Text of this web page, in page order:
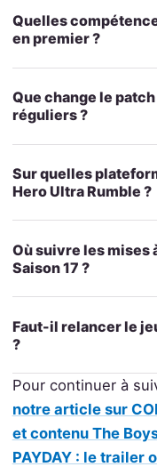
Quelles
en premier ?
Que change le
réguliers ?
Sur quelles
Hero Ultra Rumble ?
Où suivre les mises
Saison 17 ?
Faut-il relancer le
?
Pour continuer à
notre article sur
et contenu The
PAYDAY : le trailer